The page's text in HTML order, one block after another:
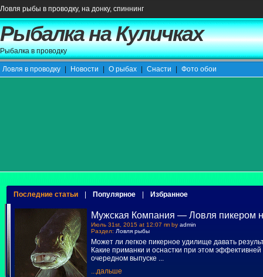
Ловля рыбы в проводку, на донку, спиннинг
Рыбалка на Куличках
Рыбалка в проводку
Ловля в проводку Новости О рыбах Снасти Фото обои
Последние статьи Популярное Избранное
Мужская Компания — Ловля пикером
Июль 31st, 2015 at 12:07 пп by admin
Раздел: Ловля рыбы
Может ли легкое пикерное удилище давать
Какие приманки и оснастки при этом эффективней
очередном выпуске ...
...дальше